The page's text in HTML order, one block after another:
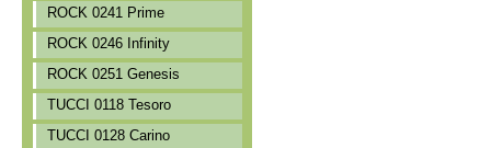
ROCK 0241 Prime
ROCK 0246 Infinity
ROCK 0251 Genesis
TUCCI 0118 Tesoro
TUCCI 0128 Carino